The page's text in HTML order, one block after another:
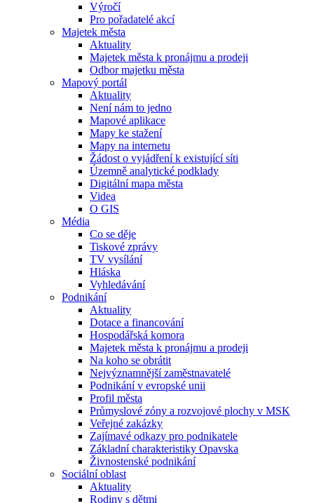
Výročí
Pro pořadatelé akcí
Majetek města
Aktuality
Majetek města k pronájmu a prodeji
Odbor majetku města
Mapový portál
Aktuality
Není nám to jedno
Mapové aplikace
Mapy ke stažení
Mapy na internetu
Žádost o vyjádření k existující síti
Územně analytické podklady
Digitální mapa města
Videa
O GIS
Média
Co se děje
Tiskové zprávy
TV vysílání
Hláska
Vyhledávání
Podnikání
Aktuality
Dotace a financování
Hospodářská komora
Majetek města k pronájmu a prodeji
Na koho se obrátit
Nejvýznamnější zaměstnavatelé
Podnikání v evropské unii
Profil města
Průmyslové zóny a rozvojové plochy v MSK
Veřejné zakázky
Zajímavé odkazy pro podnikatele
Základní charakteristiky Opavska
Živnostenské podnikání
Sociální oblast
Aktuality
Rodiny s dětmi